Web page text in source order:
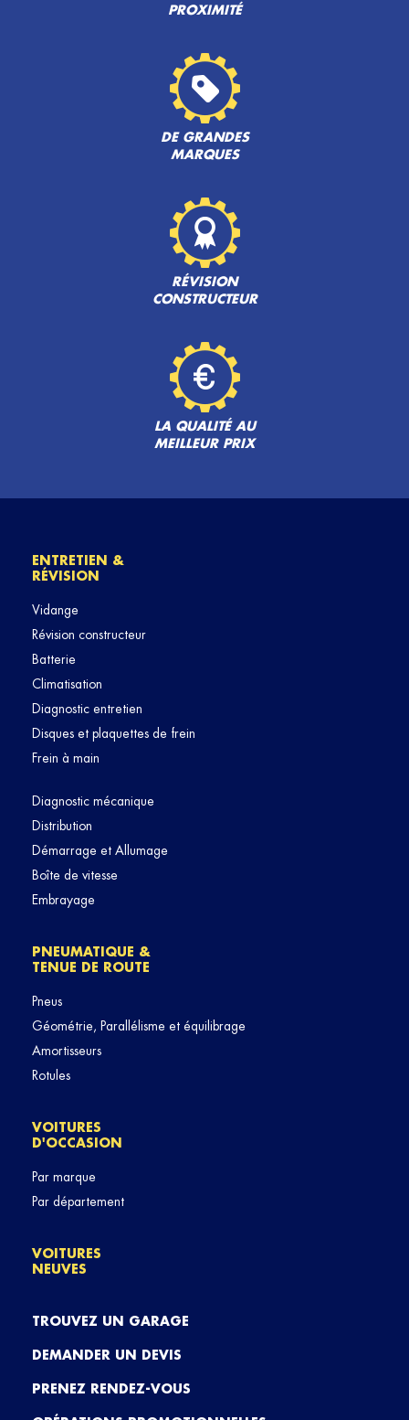
PROXIMITÉ
DE GRANDES
MARQUES
RÉVISION
CONSTRUCTEUR
LA QUALITÉ AU
MEILLEUR PRIX
ENTRETIEN &
RÉVISION
Vidange
Révision constructeur
Batterie
Climatisation
Diagnostic entretien
Disques et plaquettes de frein
Frein à main
Diagnostic mécanique
Distribution
Démarrage et Allumage
Boîte de vitesse
Embrayage
PNEUMATIQUE &
TENUE DE ROUTE
Pneus
Géométrie, Parallélisme et équilibrage
Amortisseurs
Rotules
VOITURES
D'OCCASION
Par marque
Par département
VOITURES
NEUVES
TROUVEZ UN GARAGE
DEMANDER UN DEVIS
PRENEZ RENDEZ-VOUS